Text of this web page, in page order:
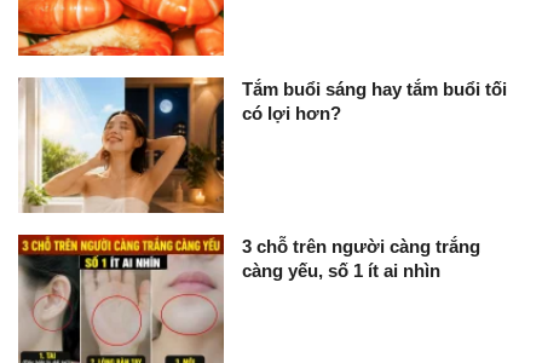
Tắm buổi sáng hay tắm buổi tối
có lợi hơn?
3 chỗ trên người càng trắng
càng yếu, số 1 ít ai nhìn